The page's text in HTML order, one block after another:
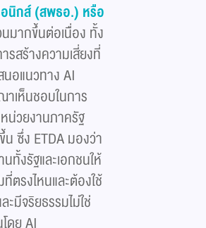
นิกส์ (สพธอ.) หรือ
มากขึ้นต่อเนื่อง ทั้ง
รสร้างความเสี่ยงที่
อแนวทาง AI
เห็นชอบในการ
น่วยงานภาครัฐ
น ซึ่ง ETDA มองว่า
ทั้งรัฐและเอกชนให้
ตรงไหนและต้องใช้
มีจริยธรรมไม่ใช่